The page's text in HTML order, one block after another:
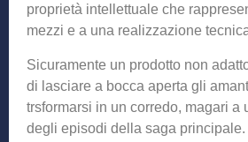
proprietà intellettuale che
mezzi e a una realizzazione
Sicuramente un prodotto non
di lasciare a bocca aperta gli
trsformarsi in un corredo, magari a
degli episodi della saga principale.